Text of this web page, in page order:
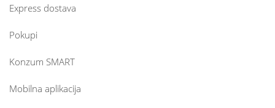
Express dostava
Pokupi
Konzum SMART
Mobilna aplikacija